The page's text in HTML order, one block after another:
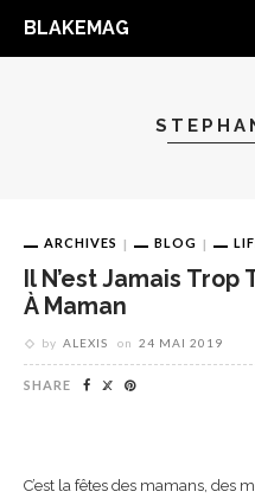
BLAKEMAG
ARCHIVES BLOG
Il N’est Jamais
À Maman
by ALEXIS on 24 MAI 2019
SHARE
C’est la fêtes des mamans, des